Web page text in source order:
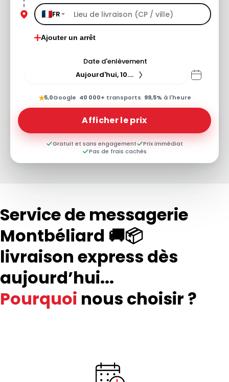
FR
Ajouter un arrêt
Date d'enlèvement
Aujourd'hui, 10.08.26
★5,0Google· 40 000+ transports· 99,5% à l'heure
Afficher le prix
Gratuit et sans engagement
Prix immédiat
Pas de frais cachés
Service de messagerie
Montbéliard 🚚📦
livraison express dès
aujourd’hui...
Pourquoi nous choisir ?